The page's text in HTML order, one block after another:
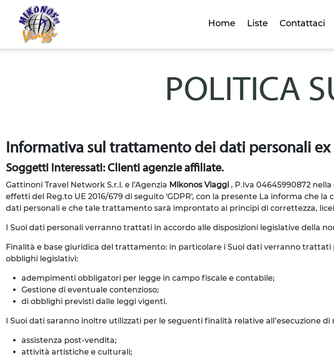
Home Liste Contattaci
POLITICA
Informativa sul trattamento dei dati personali ex
Soggetti Interessati: Clienti agenzie affiliate.
Gattinoni Travel Network S.r.l. e l’Agenzia Mikonos Viaggi , P.Iva 04645990872 nella
effetti del Reg.to UE 2016/679 di seguito 'GDPR', con la presente La informa
dati personali e che tale trattamento sarà improntato ai principi di correttezza,
I Suoi dati personali verranno trattati in accordo alle disposizioni legislative della
Finalità e base giuridica del trattamento: in particolare i Suoi dati verranno
obblighi legislativi:
adempimenti obbligatori per legge in campo fiscale e contabile;
Gestione di eventuale contenzioso;
di obblighi previsti dalle leggi vigenti.
I Suoi dati saranno inoltre utilizzati per le seguenti finalità relative all’esecuzione
assistenza post-vendita;
attività artistiche e culturali;